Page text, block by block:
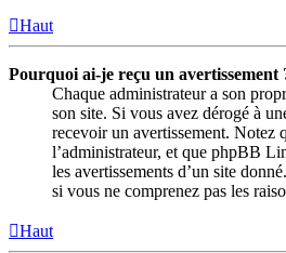
Haut
Pourquoi ai-je reçu un avertissement
Chaque administrateur a son
son site. Si vous avez dérogé à
recevoir un avertissement. Notez
l’administrateur, et que phpBB
les avertissements d’un site
si vous ne comprenez pas les
Haut